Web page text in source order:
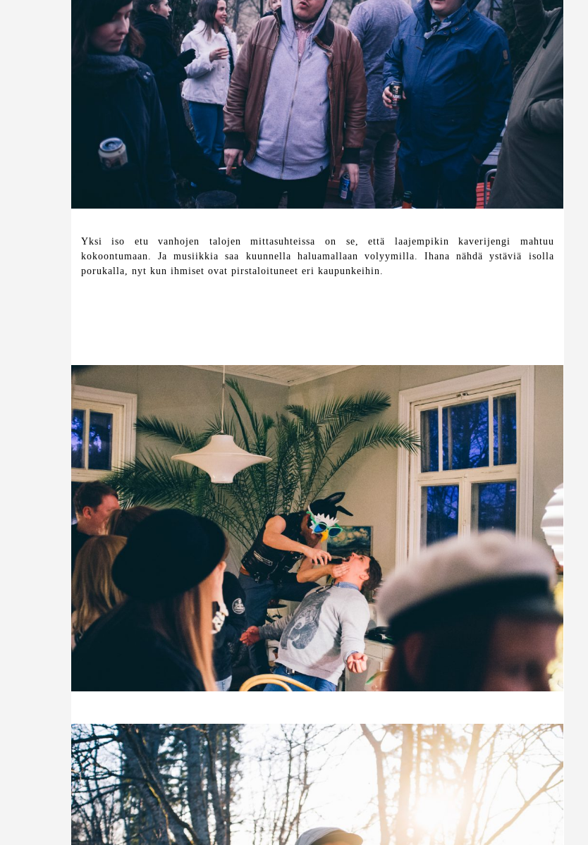
Yksi iso etu vanhojen talojen mittasuhteissa on se, että laajempikin kaverijengi mahtuu
kokoontumaan. Ja musiikkia saa kuunnella haluamallaan volyymilla. Ihana nähdä ystäviä isolla
porukalla, nyt kun ihmiset ovat pirstaloituneet eri kaupunkeihin.